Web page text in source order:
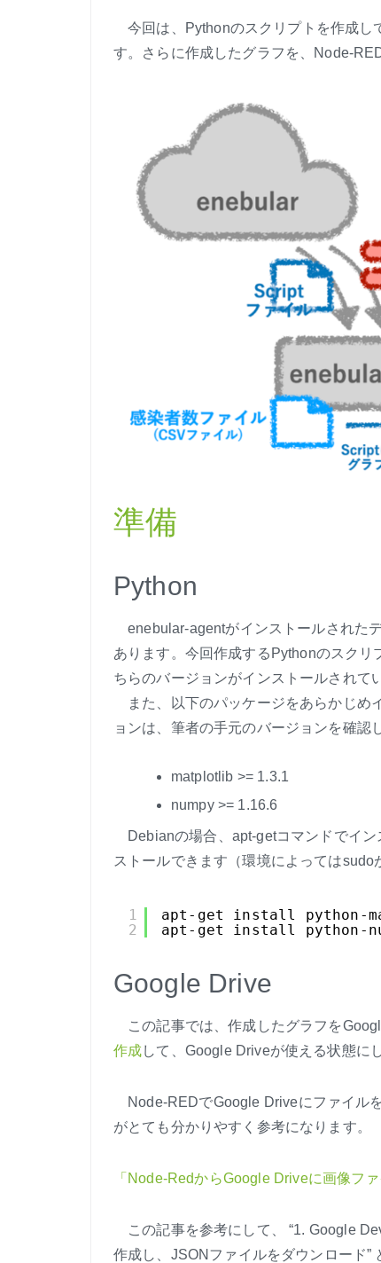
今回は、Pythonのスクリプトを作成し
す。さらに作成したグラフを、Node-
準備
Python
enebular-agentがインストールされた
あります。今回作成するPythonのスク
ちらのバージョンがインストールされて
また、以下のパッケージをあらかじめ
ョンは、筆者の手元のバージョンを確認
matplotlib >= 1.3.1
numpy >= 1.16.6
Debianの場合、apt-getコマンドでイン
ストールできます（環境によってはsudo
1
2
apt-get install python-
apt-get install python-
Google Drive
この記事では、作成したグラフを
作成して、Google Driveが使える状態に
Node-REDでGoogle Driveにファイル
がとても分かりやすく参考になります。
「Node-RedからGoogle Driveに画像フ
この記事を参考にして、 “1. Google
作成し、JSONファイルをダウンロード”